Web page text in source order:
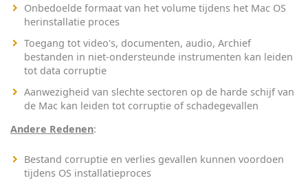
Onbedoelde formaat van het volume tijdens het Mac OS
herinstallatie proces
Toegang tot video's, documenten, audio, Archief
bestanden in niet-ondersteunde instrumenten kan leiden
tot data corruptie
Aanwezigheid van slechte sectoren op de harde schijf van
de Mac kan leiden tot corruptie of schadegevallen
Andere Redenen:
Bestand corruptie en verlies gevallen kunnen voordoen
tijdens OS installatieproces